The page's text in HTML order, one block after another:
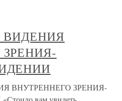
ВИДЕНИЯ
ВНУТРЕННЕГО ЗРЕНИЯ-